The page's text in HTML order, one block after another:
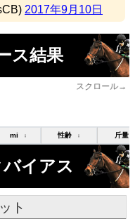
2017年9月10日
ス結果
スクロール→
mi ↕ 性齢 ↕ 斤量
イアス
ト